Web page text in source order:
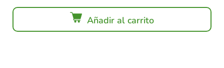
Añadir al carrito